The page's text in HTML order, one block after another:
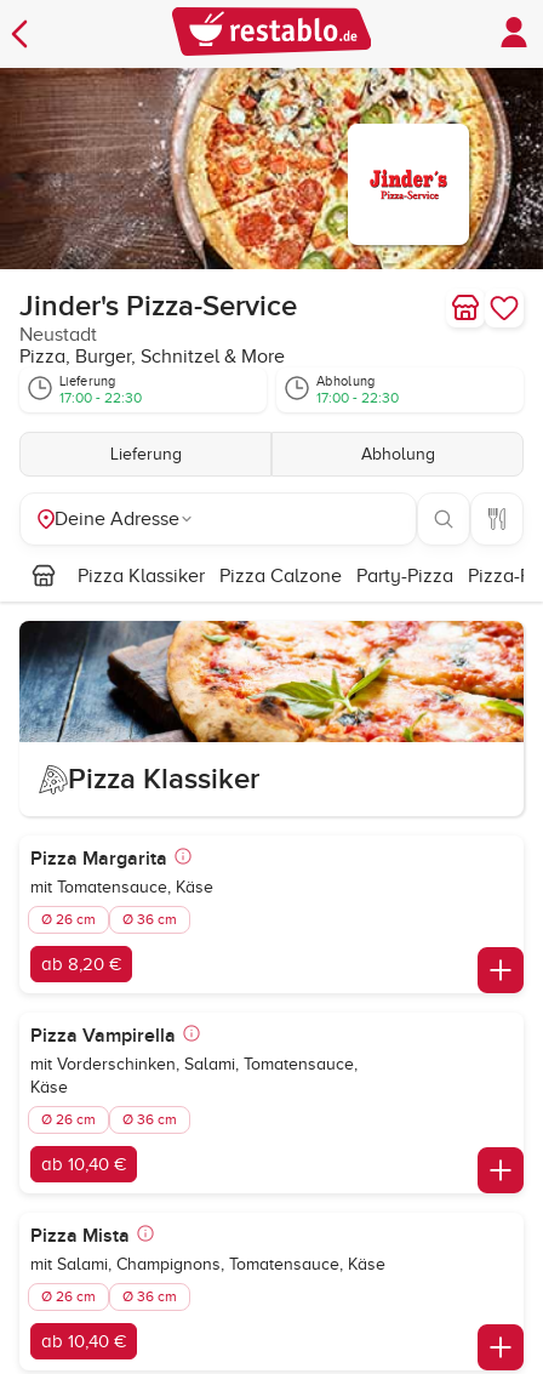
Jinder's Pizza-Service
Neustadt
Pizza, Burger, Schnitzel & More
Lieferung
17:00 - 22:30
Abholung
17:00 - 22:30
Lieferung Abholung
Deine Adresse
Pizza Klassiker Pizza Calzone Party-Pizza Pizza-
Pizza Klassiker
Pizza Margarita
mit Tomatensauce, Käse
Ø 26 cm Ø 36 cm
ab 8,20 €
Pizza Vampirella
mit Vorderschinken, Salami, Tomatensauce,
Käse
Ø 26 cm Ø 36 cm
ab 10,40 €
Pizza Mista
mit Salami, Champignons, Tomatensauce, Käse
Ø 26 cm Ø 36 cm
ab 10,40 €